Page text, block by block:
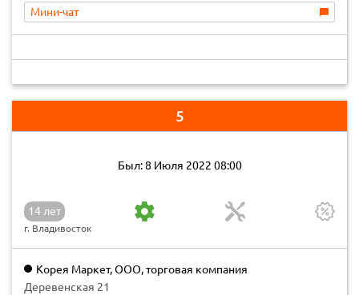
Мини-чат
5
Был: 8 Июля 2022 08:00
14 лет
г. Владивосток
Корея Маркет, ООО, торговая компания
Деревенская 21